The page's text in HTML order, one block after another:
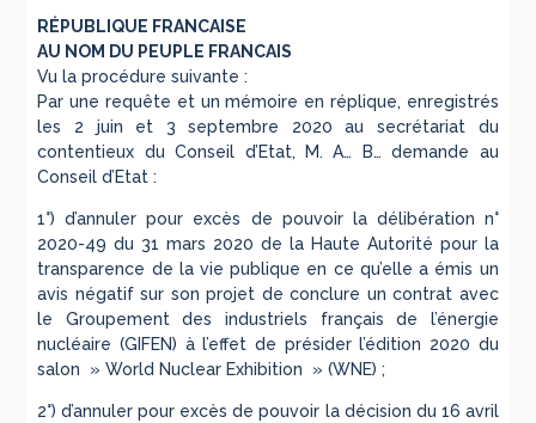
RÉPUBLIQUE FRANCAISE
AU NOM DU PEUPLE FRANCAIS
Vu la procédure suivante :
Par une requête et un mémoire en réplique, enregistrés
les 2 juin et 3 septembre 2020 au secrétariat du
contentieux du Conseil d’Etat, M. A… B… demande au
Conseil d’Etat :
1°) d’annuler pour excès de pouvoir la délibération n°
2020-49 du 31 mars 2020 de la Haute Autorité pour la
transparence de la vie publique en ce qu’elle a émis un
avis négatif sur son projet de conclure un contrat avec
le Groupement des industriels français de l’énergie
nucléaire (GIFEN) à l’effet de présider l’édition 2020 du
salon » World Nuclear Exhibition » (WNE) ;
2°) d’annuler pour excès de pouvoir la décision du 16 avril